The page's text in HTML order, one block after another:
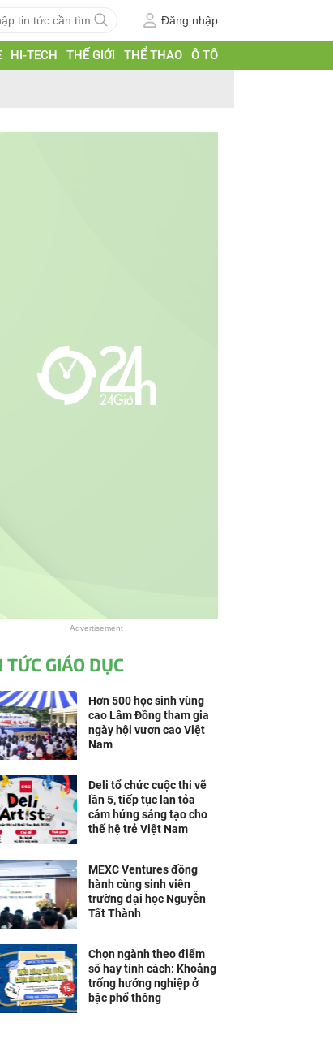
Đăng nhập
HI-TECH THẾ GIỚI THỂ THAO Ô TÔ
Advertisement
TỨC GIÁO DỤC
Hơn 500 học sinh vùng
cao Lâm Đồng tham gia
ngày hội vươn cao Việt
Nam
Deli tổ chức cuộc thi vẽ
lần 5, tiếp tục lan tỏa
cảm hứng sáng tạo cho
thế hệ trẻ Việt Nam
MEXC Ventures đồng
hành cùng sinh viên
trường đại học Nguyễn
Tất Thành
Chọn ngành theo điểm
số hay tính cách: Khoảng
trống hướng nghiệp ở
bậc phổ thông